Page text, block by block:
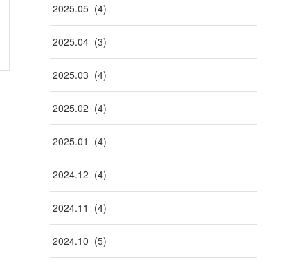
2025.05 (4)
2025.04 (3)
2025.03 (4)
2025.02 (4)
2025.01 (4)
2024.12 (4)
2024.11 (4)
2024.10 (5)